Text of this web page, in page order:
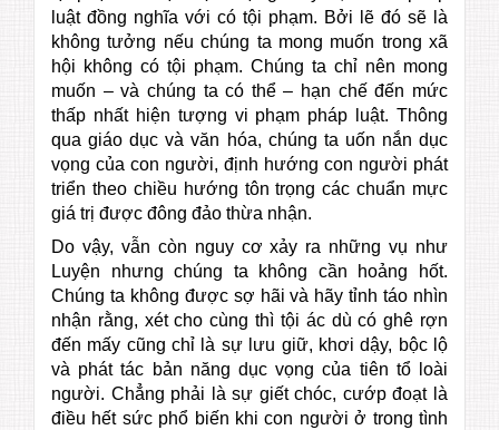
luật đồng nghĩa với có tội phạm. Bởi lẽ đó sẽ là
không tưởng nếu chúng ta mong muốn trong xã
hội không có tội phạm. Chúng ta chỉ nên mong
muốn – và chúng ta có thể – hạn chế đến mức
thấp nhất hiện tượng vi phạm pháp luật. Thông
qua giáo dục và văn hóa, chúng ta uốn nắn dục
vọng của con người, định hướng con người phát
triển theo chiều hướng tôn trọng các chuẩn mực
giá trị được đông đảo thừa nhận.
Do vậy, vẫn còn nguy cơ xảy ra những vụ như
Luyện nhưng chúng ta không cần hoảng hốt.
Chúng ta không được sợ hãi và hãy tỉnh táo nhìn
nhận rằng, xét cho cùng thì tội ác dù có ghê rợn
đến mấy cũng chỉ là sự lưu giữ, khơi dậy, bộc lộ
và phát tác bản năng dục vọng của tiên tổ loài
người. Chẳng phải là sự giết chóc, cướp đoạt là
điều hết sức phổ biến khi con người ở trong tình